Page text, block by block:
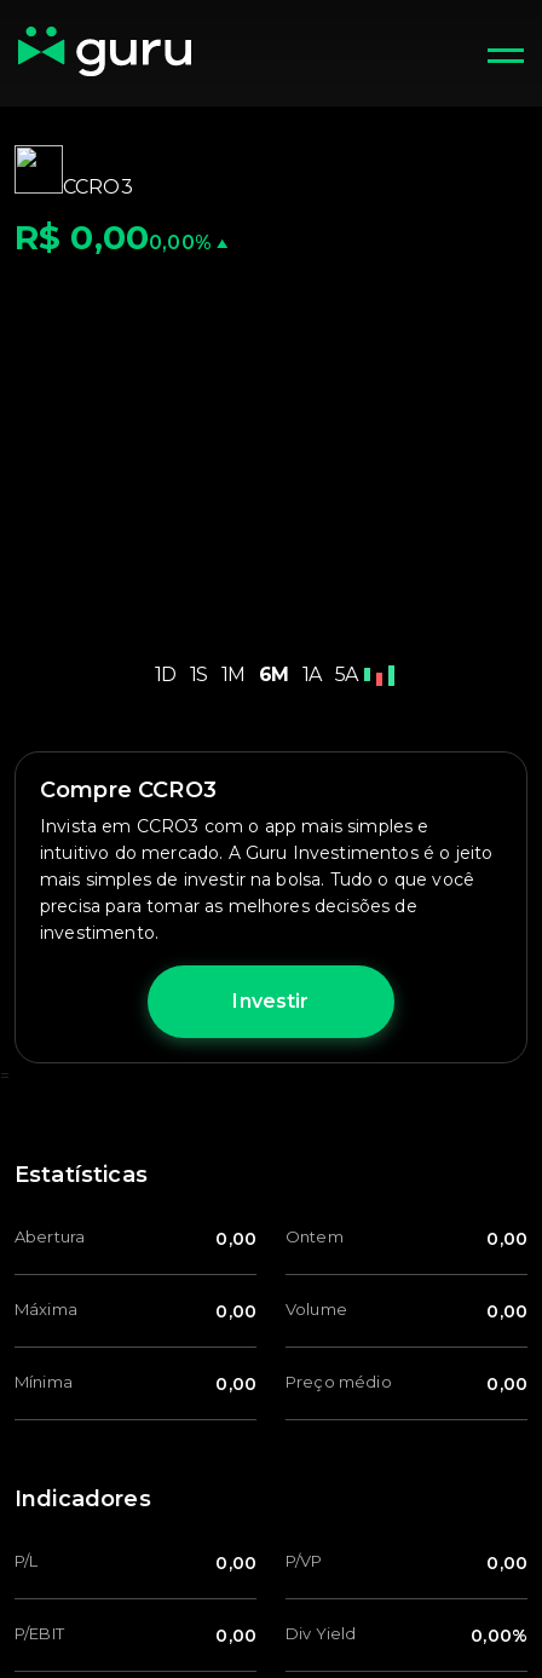
CCRO3
R$ 0,000,00%
1D 1S 1M 6M 1A 5A
Compre CCRO3
Invista em CCRO3 com o app mais simples e
intuitivo do mercado. A Guru Investimentos é o jeito
mais simples de investir na bolsa. Tudo o que você
precisa para tomar as melhores decisões de
investimento.
Investir
=
Estatísticas
Abertura 0,00
Máxima 0,00
Mínima 0,00
Ontem 0,00
Volume 0,00
Preço médio 0,00
Indicadores
P/L 0,00
P/EBIT 0,00
P/VP 0,00
Div Yield 0,00%